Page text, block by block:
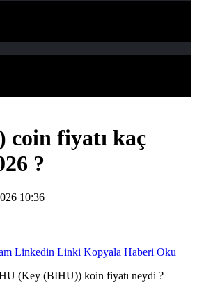
coin fiyatı kaç
?
10:36
Linkedin Linki Kopyala Haberi Oku
(Key (BIHU)) koin fiyatı neydi ?